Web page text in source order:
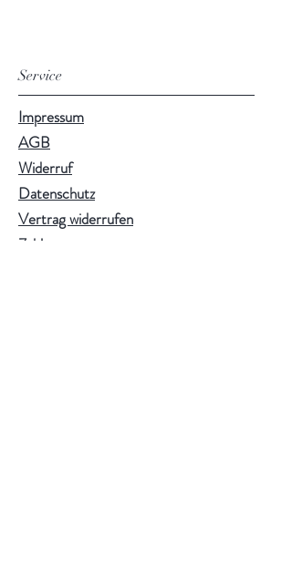
Service
Impressum
AGB
Widerruf
Datenschutz
Vertrag widerrufen
Zahlarten